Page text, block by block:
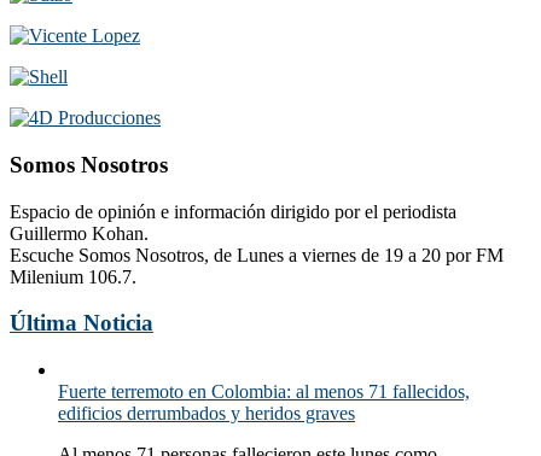
Somos Nosotros
Espacio de opinión e información dirigido por el periodista
Guillermo Kohan.
Escuche Somos Nosotros, de Lunes a viernes de 19 a 20 por FM
Milenium 106.7.
Última Noticia
Fuerte terremoto en Colombia: al menos 71 fallecidos,
edificios derrumbados y heridos graves